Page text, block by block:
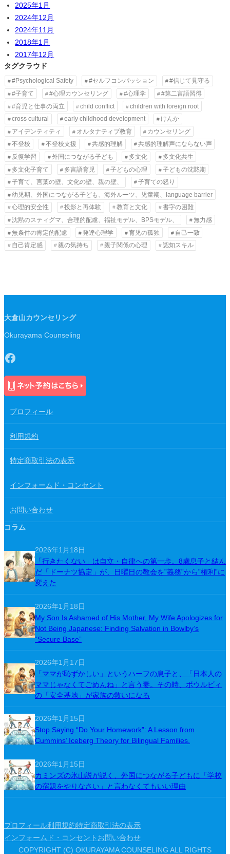
2025年1月
2024年12月
2024年11月
2018年1月
2017年12月
タグクラウド
#Psychological Safety #セルフコンパッション
#信じて見守る
#子育て
#心理カウンセリング #心理学
#第二言語習得
#育児と仕事の両立
child conflict
children with foreign root
cross cultural
early childhood development
けんか
アイデンティティ
オルタナティブ教育
カウンセリング
不登校
不登校支援 共感的理解
共感的理解声にならない声
反復学習
外国につながる子ども 多文化
多文化共生
多文化子育て
多言語育児 子どもの心理
子どもの沈黙期
子育て、言葉の壁、文化の壁、親の壁、
子育ての怒り
幼児期、外国につながる子ども、海外ルーツ、児童期、language barrier
心理的安全性
投影と再体験 教育と文化
書字の困難
沈黙のスティグマ、合理的配慮、福祉モデル、BPSモデル、
無力感
無条件の肯定的配慮
発達心理学 育児の孤独
自己一致
自己肯定感
親の気持ち 親子関係の心理 認知スキル
大倉山カウンセリング
Okurayama Counseling
Facebook
プロフィール
利用規約
特定商取引法の表示
インフォームド・コンセント
お問い合わせ
コラム
2026年1月18日
「行きたくない」は自立・自律への第一歩。8歳息子と結ん
だ「ドーナツ協定」が、日曜日の教会を”義務”から”権利”に
変えた
2026年1月18日
My Son Is Ashamed of His Mother, My Wife Apologizes for
Not Being Japanese: Finding Salvation in Bowlby’s
“Secure Base”
2026年1月17日
「ママが恥ずかしい」というハーフの息子と、「日本人の
ママじゃなくてごめんね」と言う妻。その時、ボウルビィ
の「安全基地」が家族の救いになる
2026年1月15日
Stop Saying “Do Your Homework”: A Lesson from
Cummins’ Iceberg Theory for Bilingual Families.
2026年1月15日
カミンズの氷山説が説く、外国につながる子どもに「学校
の宿題をやりなさい」と言わなくてもいい理由
プロフィール利用規約特定商取引法の表示
インフォームド・コンセント お問い合わせ
COPYRIGHT (C) OKURAYAMA COUNSELING ALL RIGHTS